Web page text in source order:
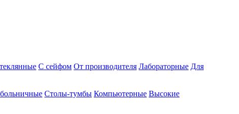
С сейфом От производителя Лабораторные Для
Столы-тумбы Компьютерные Высокие